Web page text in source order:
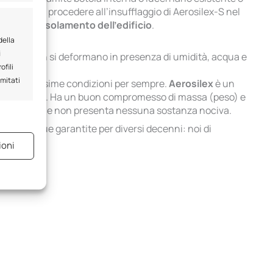
si può procedere all’insufflaggio di Aerosilex-S nel
di
isolamento dell’edificio.
non si deformano in presenza di umidità, acqua e
medesime condizioni per sempre.Aerosilexè un
fumaria. Ha un buon compromesso di massa (peso) e
non presenta nessuna sostanza nociva.
sono dunque garantite per diversi decenni: noi di